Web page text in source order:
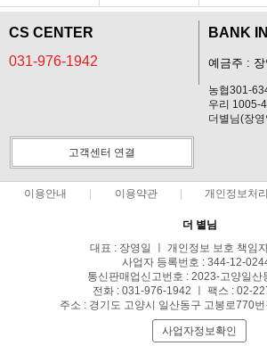
CS CENTER
031-976-1942
BANK
예금주 :
농협301-
우리 1005-
더별님(장
고객센터 연결
이용안내 이용약관 개인정보처
더 별님
대표 : 장영일 ㅣ 개인정보 보호 책임
사업자 등록번호 : 344-12-
통신판매업신고번호 : 2023-고양일산
전화 : 031-976-1942 ㅣ 팩스 : 02-
주소 : 경기도 고양시 일산동구 고봉로770
사업자정보확인